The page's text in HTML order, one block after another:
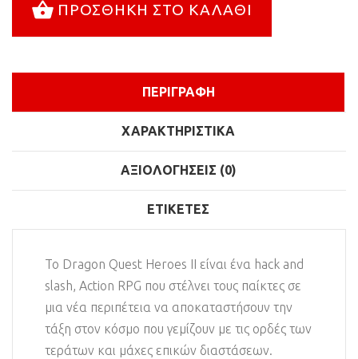
ΠΡΟΣΘΉΚΗ ΣΤΟ ΚΑΛΆΘΙ
ΠΕΡΙΓΡΑΦΉ
ΧΑΡΑΚΤΗΡΙΣΤΙΚΆ
ΑΞΙΟΛΟΓΉΣΕΙΣ (0)
ΕΤΙΚΈΤΕΣ
Το Dragon Quest Heroes II είναι ένα hack and
slash, Action RPG που στέλνει τους παίκτες σε
μια νέα περιπέτεια να αποκαταστήσουν την
τάξη στον κόσμο που γεμίζουν με τις ορδές των
τεράτων και μάχες επικών διαστάσεων.